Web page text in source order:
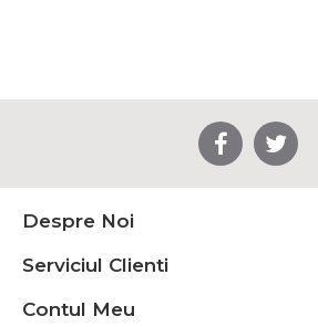
Despre Noi
Serviciul Clienti
Contul Meu